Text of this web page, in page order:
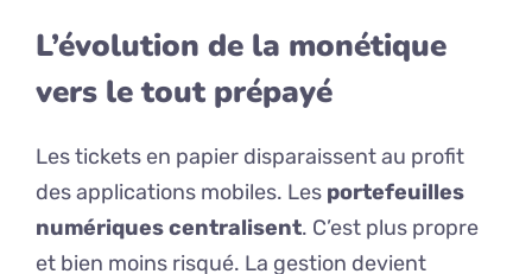
L’évolution de la monétique
vers le tout prépayé
Les tickets en papier disparaissent au profit
des applications mobiles. Les portefeuilles
numériques centralisent. C’est plus propre
et bien moins risqué. La gestion devient